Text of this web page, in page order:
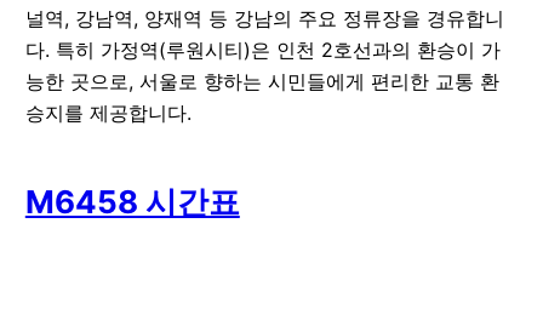
널역, 강남역, 양재역 등 강남의 주요 정류장을 경유합니
다. 특히 가정역(루원시티)은 인천 2호선과의 환승이 가
능한 곳으로, 서울로 향하는 시민들에게 편리한 교통 환
승지를 제공합니다.
M6458 시간표